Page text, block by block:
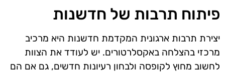
פיתוח תרבות של חדשנות
יצירת תרבות ארגונית המקדמת חדשנות היא מרכיב
מרכזי בהצלחה באקסלרטורים. יש לעודד את הצוות
לחשוב מחוץ לקופסה ולבחון רעיונות חדשים, גם אם הם